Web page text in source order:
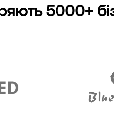
5000+